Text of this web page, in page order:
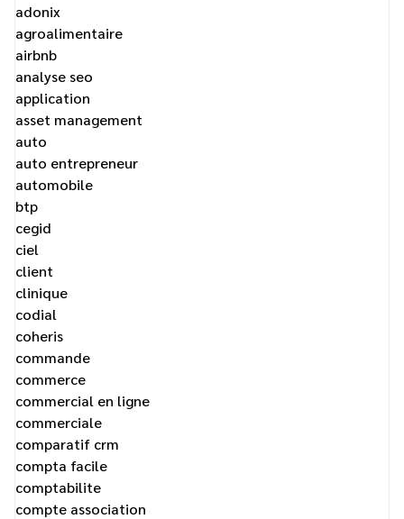
adonix
agroalimentaire
airbnb
analyse seo
application
asset management
auto
auto entrepreneur
automobile
btp
cegid
ciel
client
clinique
codial
coheris
commande
commerce
commercial en ligne
commerciale
comparatif crm
compta facile
comptabilite
compte association